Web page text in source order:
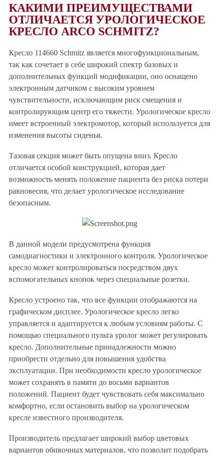
КАКИМИ ПРЕИМУЩЕСТВАМИ
ОТЛИЧАЕТСЯ УРОЛОГИЧЕСКОЕ
КРЕСЛО ARCO SCHMITZ?
Кресло 114660 Schmitz является многофункциональным,
так как сочетает в себе широкий спектр базовых и
дополнительных функций модификации, оно оснащено
электронным датчиком с высоким уровнем
чувствительности, исключающим риск смещения и
контролирующим центр его тяжести. Урологическое кресло
имеет встроенный электромотор, который используется для
изменения высоты сиденья.
Тазовая секция может быть опущена вниз. Кресло
отличается особой конструкцией, которая дает
возможность менять положение пациента без риска потери
равновесия, что делает урологическое исследование
безопасным.
В данной модели предусмотрена функция
самодиагностики и электронного контроля. Урологическое
кресло может контролироваться посредством двух
вспомогательных кнопок через специальные розетки.
Кресло устроено так, что все функции отображаются на
графическом дисплее. Урологическое кресло легко
управляется и адаптируется к любым условиям работы. С
помощью специального пульта уролог может регулировать
кресло. Дополнительные принадлежности можно
приобрести отдельно для повышения удобства
эксплуатации. При необходимости кресло урологическое
может сохранять в памяти до восьми вариантов
положений. Пациент будет чувствовать себя максимально
комфортно, если остановить выбор на урологическом
кресле известного производителя.
Производитель предлагает широкий выбор цветовых
вариантов обивочных материалов, что позволит подобрать